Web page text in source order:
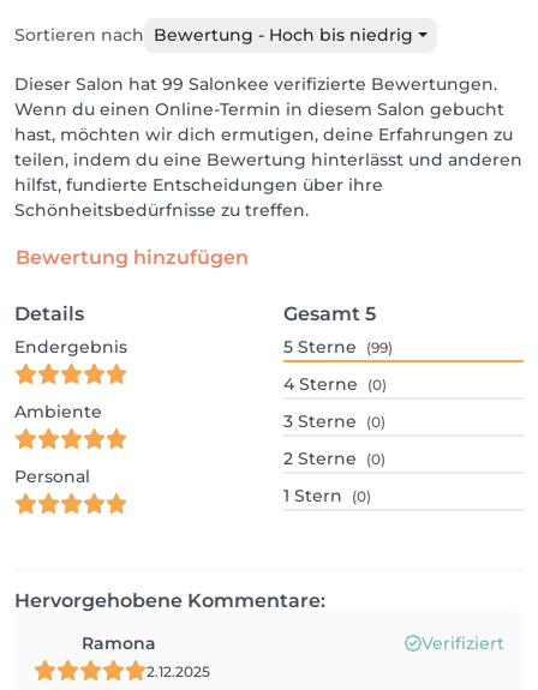
Sortieren nach Bewertung - Hoch bis niedrig
Dieser Salon hat 99 Salonkee verifizierte Bewertungen.
Wenn du einen Online-Termin in diesem Salon gebucht
hast, möchten wir dich ermutigen, deine Erfahrungen zu
teilen, indem du eine Bewertung hinterlässt und anderen
hilfst, fundierte Entscheidungen über ihre
Schönheitsbedürfnisse zu treffen.
Bewertung hinzufügen
Details
Endergebnis
Ambiente
Personal
Gesamt 5
5 Sterne (99)
4 Sterne (0)
3 Sterne (0)
2 Sterne (0)
1 Stern (0)
Hervorgehobene Kommentare:
Ramona Verifiziert
2.12.2025